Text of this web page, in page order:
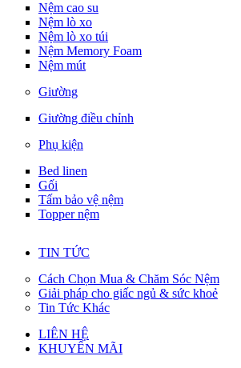
Nệm cao su
Nệm lò xo
Nệm lò xo túi
Nệm Memory Foam
Nệm mút
Giường
Giường điều chỉnh
Phụ kiện
Bed linen
Gối
Tấm bảo vệ nệm
Topper nệm
TIN TỨC
Cách Chọn Mua & Chăm Sóc Nệm
Giải pháp cho giấc ngủ & sức khoẻ
Tin Tức Khác
LIÊN HỆ
KHUYẾN MÃI